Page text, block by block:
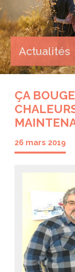
Actualités
ÇA
26 mars 2019